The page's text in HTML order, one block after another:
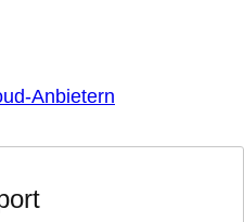
Anbietern